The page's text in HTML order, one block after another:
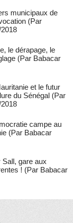
municipaux de
(Par
le dérapage, le
(Par Babacar
et le futur
du Sénégal (Par
campe au
(Par Babacar
gare aux
! (Par Babacar